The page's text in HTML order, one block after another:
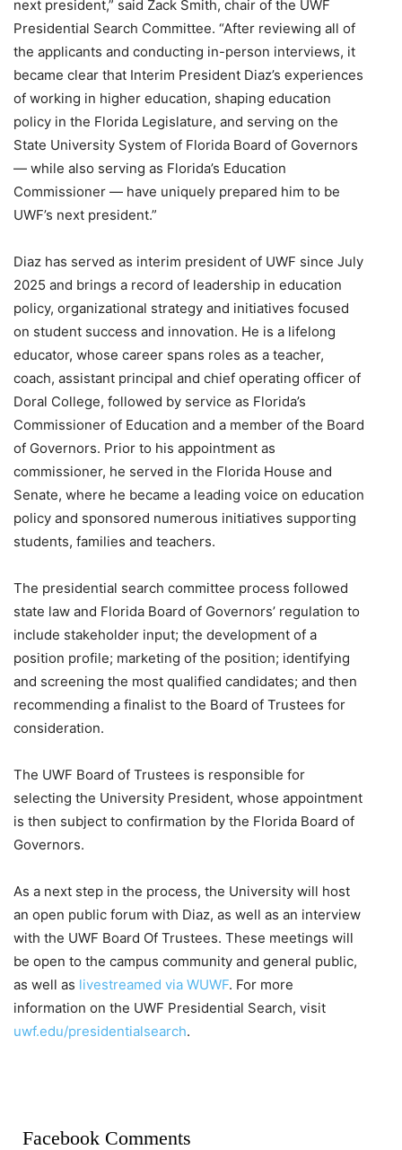
next president,” said Zack Smith, chair of the UWF
Presidential Search Committee. “After reviewing all of
the applicants and conducting in-person interviews, it
became clear that Interim President Diaz’s experiences
of working in higher education, shaping education
policy in the Florida Legislature, and serving on the
State University System of Florida Board of Governors
— while also serving as Florida’s Education
Commissioner — have uniquely prepared him to be
UWF’s next president.”
Diaz has served as interim president of UWF since July
2025 and brings a record of leadership in education
policy, organizational strategy and initiatives focused
on student success and innovation. He is a lifelong
educator, whose career spans roles as a teacher,
coach, assistant principal and chief operating officer of
Doral College, followed by service as Florida’s
Commissioner of Education and a member of the Board
of Governors. Prior to his appointment as
commissioner, he served in the Florida House and
Senate, where he became a leading voice on education
policy and sponsored numerous initiatives supporting
students, families and teachers.
The presidential search committee process followed
state law and Florida Board of Governors’ regulation to
include stakeholder input; the development of a
position profile; marketing of the position; identifying
and screening the most qualified candidates; and then
recommending a finalist to the Board of Trustees for
consideration.
The UWF Board of Trustees is responsible for
selecting the University President, whose appointment
is then subject to confirmation by the Florida Board of
Governors.
As a next step in the process, the University will host
an open public forum with Diaz, as well as an interview
with the UWF Board Of Trustees. These meetings will
be open to the campus community and general public,
as well as livestreamed via WUWF. For more
information on the UWF Presidential Search, visit
uwf.edu/presidentialsearch.
Facebook Comments